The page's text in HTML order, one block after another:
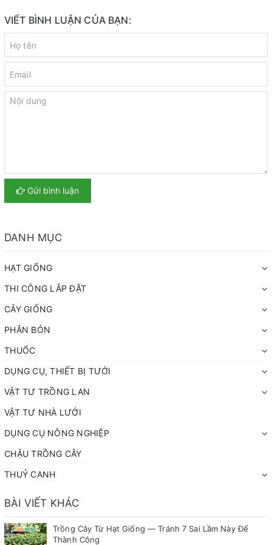
VIẾT BÌNH LUẬN CỦA BẠN:
Gửi bình luận
DANH MỤC
HẠT GIỐNG
THI CÔNG LẮP ĐẶT
CÂY GIỐNG
PHÂN BÓN
THUỐC
DỤNG CỤ, THIẾT BỊ TƯỚI
VẬT TƯ TRỒNG LAN
VẬT TƯ NHÀ LƯỚI
DỤNG CỤ NÔNG NGHIỆP
CHẬU TRỒNG CÂY
THUỶ CANH
BÀI VIẾT KHÁC
Trồng Cây Từ Hạt Giống — Tránh 7 Sai Lầm Này Để
Thành Công